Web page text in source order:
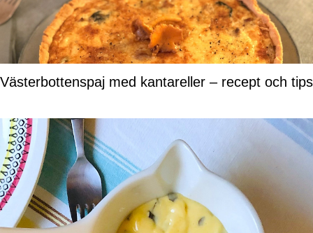
Västerbottenspaj med kantareller – recept och tips